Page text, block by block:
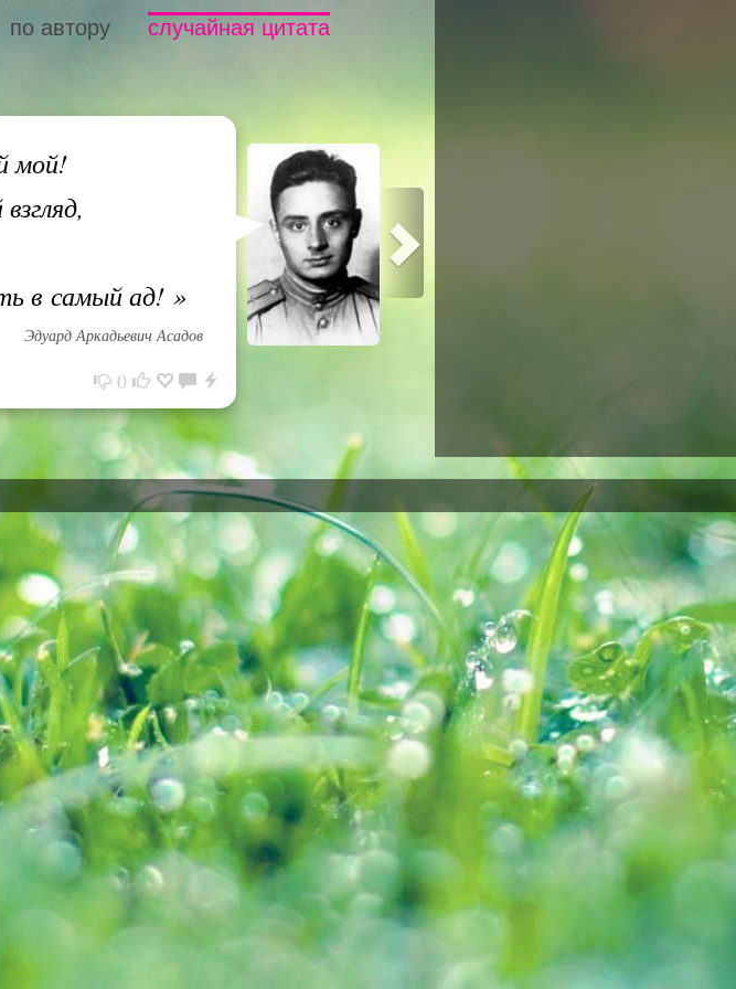
по автору случайная цитата
мой!
в самый ад! »
Эдуард Аркадьевич Асадов
0